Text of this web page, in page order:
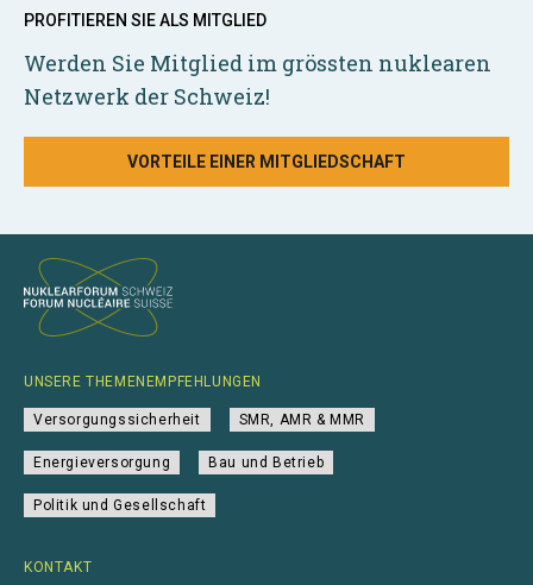
PROFITIEREN SIE ALS MITGLIED
Werden Sie Mitglied im grössten nuklearen
Netzwerk der Schweiz!
VORTEILE EINER MITGLIEDSCHAFT
KONTAKT
UNSERE THEMENEMPFEHLUNGEN
Versorgungssicherheit SMR, AMR & MMR
Energieversorgung Bau und Betrieb
Politik und Gesellschaft